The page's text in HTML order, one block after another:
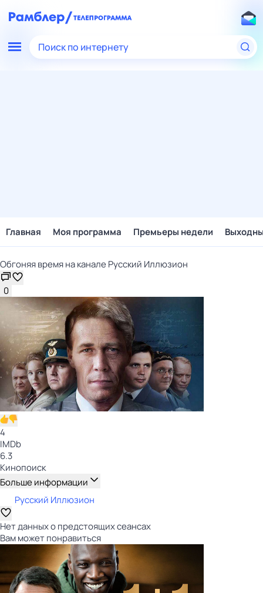
Поиск по интернету
Главная Моя программа Премьеры недели
Обгоняя время на канале Русский Иллюзион
0
4
IMDb
6.3
Кинопоиск
Больше информации
Русский Иллюзион
Нет данных о предстоящих сеансах
Вам может понравиться